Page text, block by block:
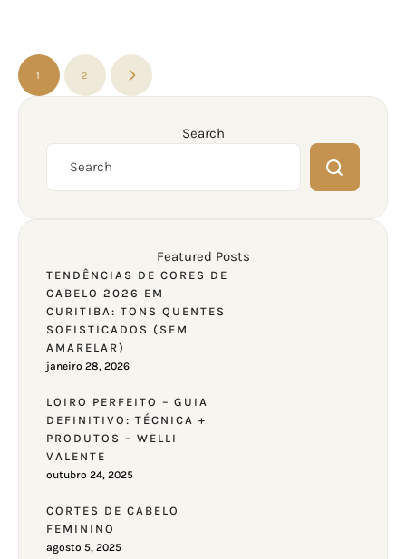
1 2
Search
Featured Posts
TENDÊNCIAS DE CORES DE
CABELO 2026 EM
CURITIBA: TONS QUENTES
SOFISTICADOS (SEM
AMARELAR)
janeiro 28, 2026
LOIRO PERFEITO – GUIA
DEFINITIVO: TÉCNICA +
PRODUTOS – WELLI
VALENTE
outubro 24, 2025
CORTES DE CABELO
FEMININO
agosto 5, 2025